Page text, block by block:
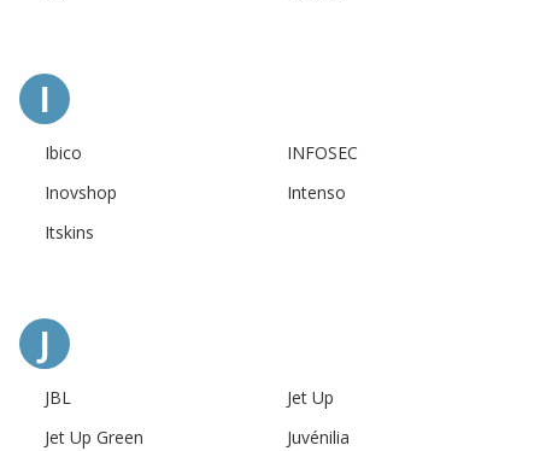
I
Ibico
INFOSEC
Inovshop
Intenso
Itskins
J
JBL
Jet Up
Jet Up Green
Juvénilia